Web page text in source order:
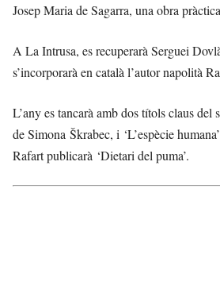
Josep Maria de Sagarra, una obra
A La Intrusa, es recuperarà Serguei
s’incorporarà en català l’autor napolità
L’any es tancarà amb dos títols claus
de Simona Škrabec, i ‘L’espècie
Rafart publicarà ‘Dietari del puma’.